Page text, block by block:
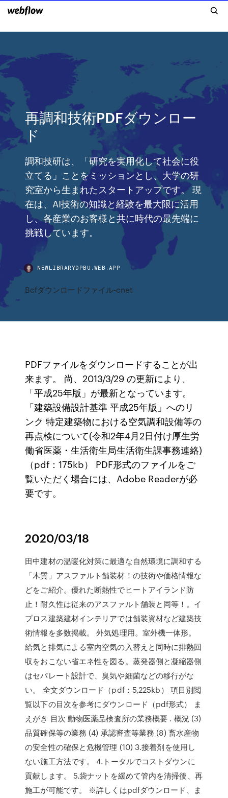
再調和技術PDFダウンロー
ド
調和技研は、「研究を実用化して社会に役
立てる」ことをミッションとし、大学の研
究室から生まれたスタートアップです。 現
在は、AI技術の知識と経験を最大限に活用
し、各産業のお客様と共に時代の最先端に
挑戦しています。
NEWLIBRARYDPBU.WEB.APP
Bcfダウンロードファイル-cnet
PDFファイルをダウンロードすることが出
来ます。 尚、2013/3/29 の更新により、
「平成25年版」が最新となっています。
「建築設備設計基準 平成25年版」へのリ
ンク 特定建築物における空気調和設備等の
再点検について(令和2年4月2日付け厚生労
働省医薬・生活衛生局生活衛生課事務連絡)
（pdf：175kb） PDF形式のファイルをご
覧いただく場合には、Adobe Readerが必
要です。
2020/03/18
田中建材の温暖化対策に最適な自然環境に調和する
「木質」アスファルト舗装材！の技術や価格情報な
どをご紹介。優れた断熱性でヒートアイランド防
止！耐久性は従来のアスファルト舗装と同等！。イ
プロス建築建材インテリアでは舗装資材など建築技
術情報を多数掲載。 外気処理用。室外機一体形。
給気と排気による室内空気の入替えと同時に排熱回
収をおこない省エネ性を図る。蒸発器側と凝縮器側
はセパレート設計で、臭気や細菌などの移行がな
い。 全文ダウンロード（pdf：5,225kb） 項目別閲
覧以下の目次を参考にダウンロード（pdf形式） ま
えがき 目次 動物医薬品検査所の業務概要 . 概況 (3)
品質確保等の業務 (4) 承認審査等業務 (8) 畜水産物
の安全性の確保と危機管理 (10) 3.接着剤を使用し
ない施工方法です。 4.トータルでコストダウンに
貢献します。 5.袋ナットを緩めて管内を清掃後、再
施工が可能です。 ※詳しくはpdfダウンロード、ま